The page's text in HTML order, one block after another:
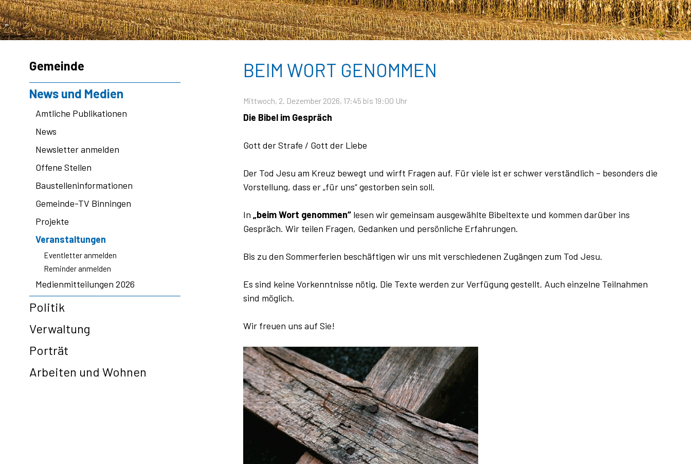
Subnavigation
Gemeinde
News und Medien
Amtliche Publikationen
News
Newsletter anmelden
Offene Stellen
Baustelleninformationen
Gemeinde-TV Binningen
Projekte
Veranstaltungen
Eventletter anmelden
Reminder anmelden
Medienmitteilungen 2026
Politik
Verwaltung
Porträt
Arbeiten und Wohnen
BEIM WORT GENOMMEN
Mittwoch, 2. Dezember 2026, 17:45 bis 19:00 Uhr
Die Bibel im Gespräch
Gott der Strafe / Gott der Liebe
Der Tod Jesu am Kreuz bewegt und wirft Fragen auf. Für viele ist er schwer verständlich – besonders die
Vorstellung, dass er „für uns“ gestorben sein soll.
In „beim Wort genommen“lesen wir gemeinsam ausgewählte Bibeltexte und kommen darüber ins
Gespräch. Wir teilen Fragen, Gedanken und persönliche Erfahrungen.
Bis zu den Sommerferien beschäftigen wir uns mit verschiedenen Zugängen zum Tod Jesu.
Es sind keine Vorkenntnisse nötig. Die Texte werden zur Verfügung gestellt. Auch einzelne Teilnahmen
sind möglich.
Wir freuen uns auf Sie!